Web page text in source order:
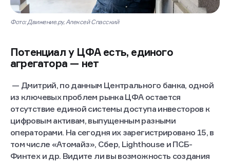
Фото: Движение.ру, Алексей Спасский
Потенциал у ЦФА есть, единого
агрегатора — нет
— Дмитрий, по данным Центрального банка, одной
из ключевых проблем рынка ЦФА остается
отсутствие единой системы доступа инвесторов к
цифровым активам, выпущенным разными
операторами. На сегодня их зарегистрировано 15, в
том числе «Атомайз», Сбер, Lighthouse и ПСБ-
Финтех и др. Видите ли вы возможность создания